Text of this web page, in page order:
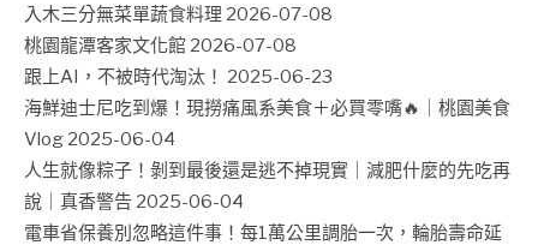
入木三分無菜單蔬食料理 2026-07-08
桃園龍潭客家文化館 2026-07-08
跟上AI，不被時代淘汰！ 2025-06-23
海鮮迪士尼吃到爆！現撈痛風系美食＋必買零嘴🔥｜桃園美食
Vlog 2025-06-04
人生就像粽子！剝到最後還是逃不掉現實｜減肥什麼的先吃再
說｜真香警告 2025-06-04
電車省保養別忽略這件事！每1萬公里調胎一次，輪胎壽命延